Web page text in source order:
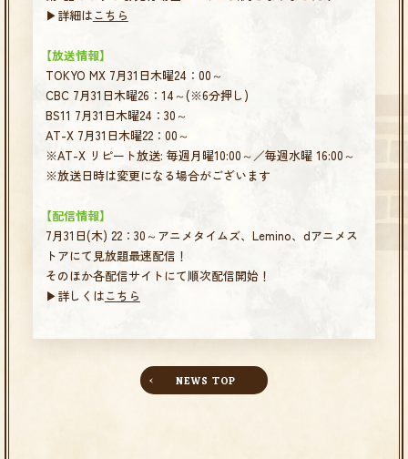
▶詳細はこちら
【放送情報】
TOKYO MX 7月31日木曜24：00～
CBC 7月31日木曜26：14～(※6分押し)
BS11 7月31日木曜24：30～
AT-X 7月31日木曜22：00～
※AT-X リピート放送: 毎週月曜10:00～／毎週水曜 16:00～
※放送日時は変更になる場合がございます
【配信情報】
7月31日(木) 22：30～アニメタイムズ、Lemino、dアニメス
トアにて見放題最速配信！
そのほか各配信サイトにて順次配信開始！
▶詳しくはこちら
NEWS TOP